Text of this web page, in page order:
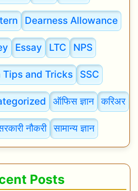
n
d
i
|
D
A
M
e
a
n
Dearness Allowance
Essay LTC NPS
Tips and Tricks SSC
ऑफिस ज्ञान करिअर
नौकरी सामान्य ज्ञान
Posts